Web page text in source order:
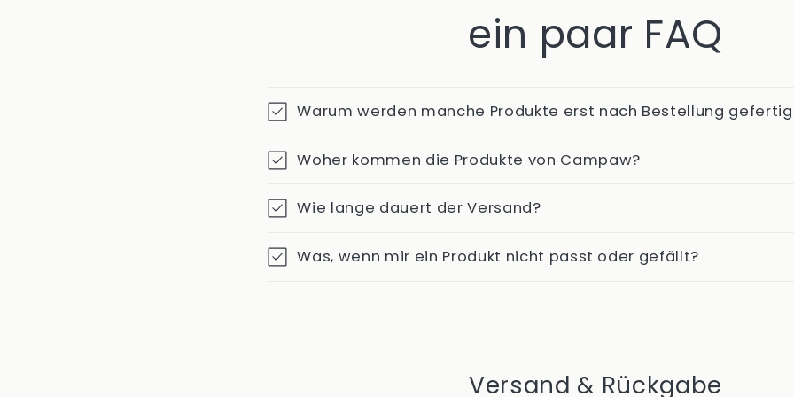
ein paar FAQ
Warum werden manche Produkte erst nach Bestellung
Woher kommen die Produkte von Campaw?
Wie lange dauert der Versand?
Was, wenn mir ein Produkt nicht passt oder gefällt?
Versand & Rückgabe